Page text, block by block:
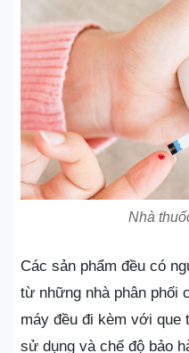
Nhà
Các sản phẩm đều có
từ những nhà phân phối
máy đều đi kèm với
sử dụng và chế độ bảo